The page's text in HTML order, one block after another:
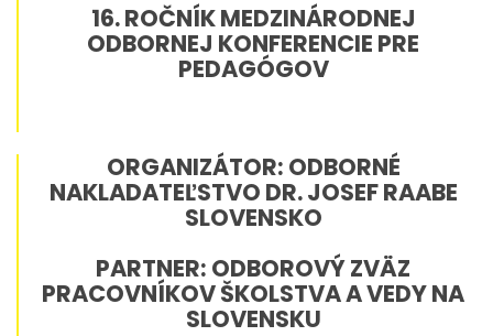
16. ROČNÍK MEDZINÁRODNEJ
ODBORNEJ KONFERENCIE PRE
PEDAGÓGOV
ORGANIZÁTOR: ODBORNÉ
NAKLADATEĽSTVO DR. JOSEF RAABE
SLOVENSKO
PARTNER: ODBOROVÝ ZVÄZ
PRACOVNÍKOV ŠKOLSTVA A VEDY NA
SLOVENSKU